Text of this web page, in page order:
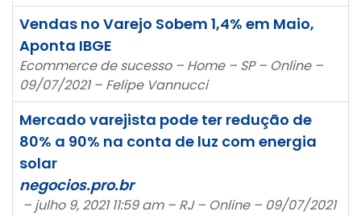
Vendas no Varejo Sobem 1,4% em Maio,
Aponta IBGE
Ecommerce de sucesso – Home – SP – Online –
09/07/2021 – Felipe Vannucci
Mercado varejista pode ter redução de
80% a 90% na conta de luz com energia
solar
negocios.pro.br
– julho 9, 2021 11:59 am – RJ – Online – 09/07/2021